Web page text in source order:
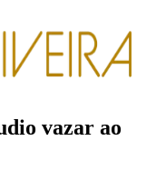
vazar ao